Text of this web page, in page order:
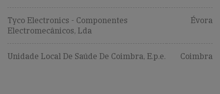
Tyco Electronics - Componentes
Electromecânicos, Lda
Évora
Unidade Local De Saúde De Coimbra, E.p.e. Coimbra